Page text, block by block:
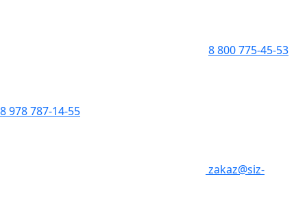
8 800 775-45-53
8 978 787-14-55
zakaz@siz-